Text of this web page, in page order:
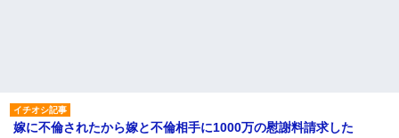
嫁に不倫されたから嫁と不倫相手に1000万の慰謝料請求した